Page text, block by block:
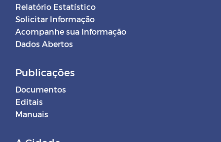
Relatório Estatístico
Solicitar Informação
Acompanhe sua Informação
Dados Abertos
Publicações
Documentos
Editais
Manuais